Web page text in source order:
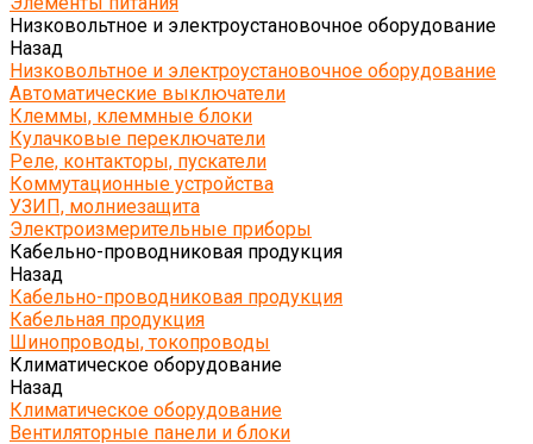
Низковольтное и электроустановочное оборудование
Назад
Низковольтное и электроустановочное оборудование
Автоматические выключатели
Клеммы, клеммные блоки
Кулачковые переключатели
Реле, контакторы, пускатели
Коммутационные устройства
УЗИП, молниезащита
Электроизмерительные приборы
Кабельно-проводниковая продукция
Назад
Кабельно-проводниковая продукция
Кабельная продукция
Шинопроводы, токопроводы
Климатическое оборудование
Назад
Климатическое оборудование
Вентиляторные панели и блоки